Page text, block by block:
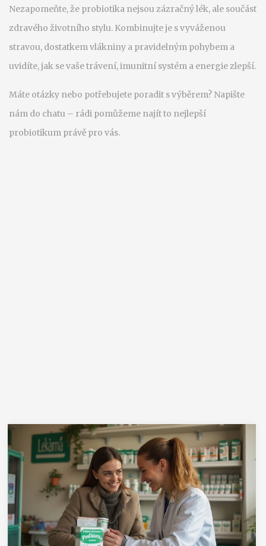
Nezapomeňte, že probiotika nejsou zázračný lék, ale součást
zdravého životního stylu. Kombinujte je s vyváženou
stravou, dostatkem vlákniny a pravidelným pohybem a
uvidíte, jak se vaše trávení, imunitní systém a energie zlepší.
Máte otázky nebo potřebujete poradit s výběrem? Napište
nám do chatu – rádi pomůžeme najít to nejlepší
probiotikum právě pro vás.